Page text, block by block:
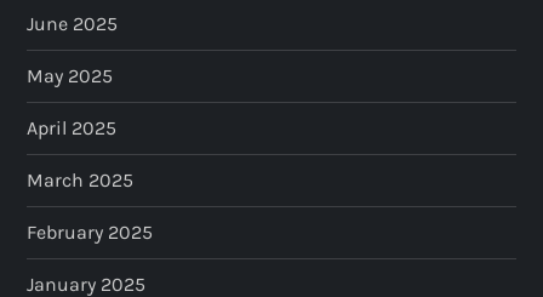
June 2025
May 2025
April 2025
March 2025
February 2025
January 2025